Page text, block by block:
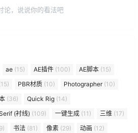
论，说说你的看法吧
ae (15) AE插件 (100) AE脚本 (15)
PBR材质 (10) Photographer(10)
(36) Quick Rig (14)
(衬线) (109) 一键生成 (11) 三维 (17)
书法 (81) 像素 (29) 动画 (12)